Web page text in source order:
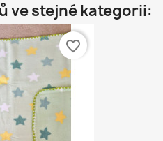
ve stejné kategorii:
favorite_border